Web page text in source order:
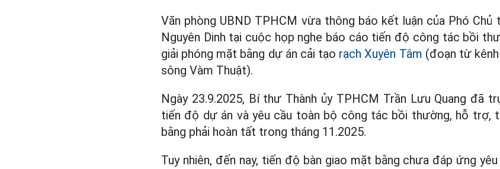
Văn phòng UBND TPHCM vừa thông báo kết luận của Phó Chủ
Nguyên Dinh tại cuộc họp nghe báo cáo tiến độ công tác bồi
giải phóng mặt bằng dự án cải tạo rạch Xuyên Tâm (đoạn từ
sông Vàm Thuật).
Ngày 23.9.2025, Bí thư Thành ủy TPHCM Trần Lưu Quang đã
tiến độ dự án và yêu cầu toàn bộ công tác bồi thường, hỗ trợ,
bằng phải hoàn tất trong tháng 11.2025.
Tuy nhiên, đến nay, tiến độ bàn giao mặt bằng chưa đáp ứng yêu